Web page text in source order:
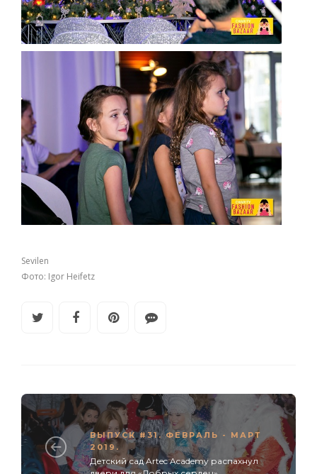
Sevilen
Фото: Igor Heifetz
ВЫПУСК #31. ФЕВРАЛЬ - МАРТ
2019.
Детский сад Artec Academy распахнул